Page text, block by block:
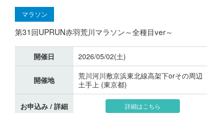
マラソン
第31回UPRUN赤羽荒川マラソン～全種目ver～
開催日 2026/05/02(土)
開催地
荒川河川敷京浜東北線高架下orその周辺
土手上 (東京都)
お申込み / 詳細 詳細はこちら